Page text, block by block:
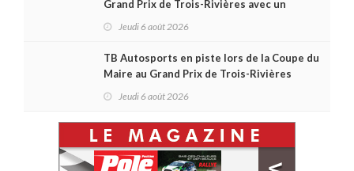
Grand Prix de Trois-Rivières avec un
Jeudi 6 août 2026
TB Autosports en piste lors de la Coupe du
Maire au Grand Prix de Trois-Rivières
Jeudi 6 août 2026